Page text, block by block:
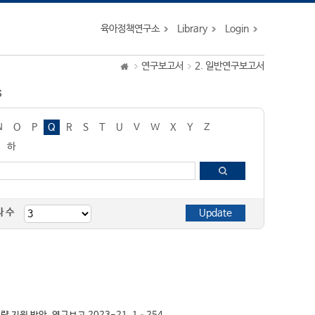
육아정책연구소 Library Login
연구보고서 2. 일반연구보고서
O P Q R S T U V W X Y
Z
하
수